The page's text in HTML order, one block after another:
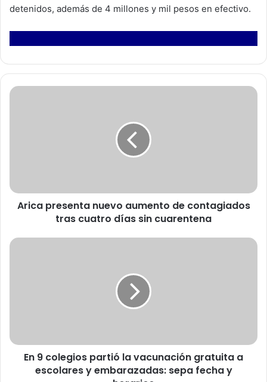
detenidos, además de 4 millones y mil pesos en efectivo.
A
s
a
m
Arica presenta nuevo aumento de contagiados
tras cuatro días sin cuarentena
E
i
En 9 colegios partió la vacunación gratuita a
escolares y embarazadas: sepa fecha y